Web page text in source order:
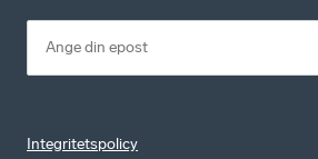
Integritetspolicy